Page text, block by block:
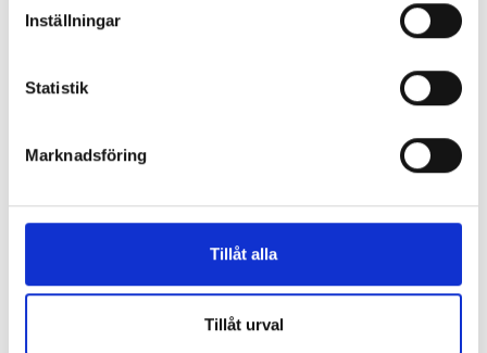
Inställningar
Statistik
Marknadsföring
Tillåt alla
Tillåt urval
oss på sales@labex.com